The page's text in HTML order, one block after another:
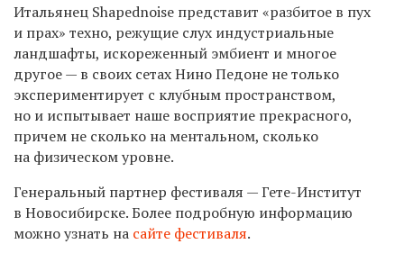
Итальянец Shapednoise представит «разбитое в пух
и прах» техно, режущие слух индустриальные
ландшафты, искореженный эмбиент и многое
другое — в своих сетах Нино Педоне не только
экспериментирует с клубным пространством,
но и испытывает наше восприятие прекрасного,
причем не сколько на ментальном, сколько
на физическом уровне.
Генеральный партнер фестиваля — Гете-Институт
в Новосибирске. Более подробную информацию
можно узнать на сайте фестиваля.